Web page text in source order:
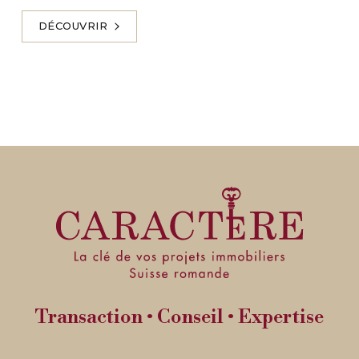
DÉCOUVRIR
Transaction • Conseil • Expertise